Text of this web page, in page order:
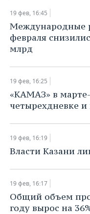
КИБЕРСПОРТ
ФИГУРНОЕ
ХОККЕЙ С МЯЧОМ
КУЛЬТУРА
МЕДИЦИНА
ПРОИСШЕСТВИЯ
СПИСОК КОМПАНИЙ
19 фев, 16:45
Международные
февраля
млрд
19 фев, 16:25
«КАМАЗ» в
четырехдневке
19 фев, 16:19
Власти Казани
19 фев, 16:17
Общий объем
году вырос на